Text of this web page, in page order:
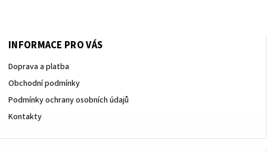
INFORMACE PRO VÁS
Doprava a platba
Obchodní podmínky
Podmínky ochrany osobních údajů
Kontakty